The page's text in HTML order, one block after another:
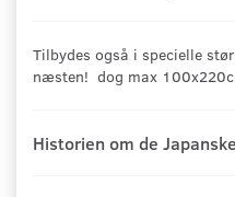
Tilbydes også i specielle
næsten! dog max
Historien om de